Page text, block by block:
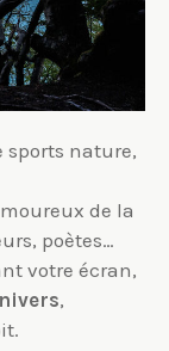
sports nature,
de la
poètes…
votre écran,
,